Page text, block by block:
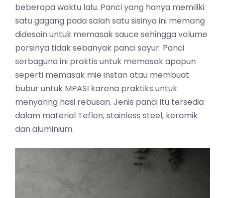
beberapa waktu lalu. Panci yang hanya memiliki
satu gagang pada salah satu sisinya ini memang
didesain untuk memasak sauce sehingga volume
porsinya tidak sebanyak panci sayur. Panci
serbaguna ini praktis untuk memasak apapun
seperti memasak mie instan atau membuat
bubur untuk MPASI karena praktiks untuk
menyaring hasi rebusan. Jenis panci itu tersedia
dalam material Teflon, stainless steel, keramik
dan aluminium.